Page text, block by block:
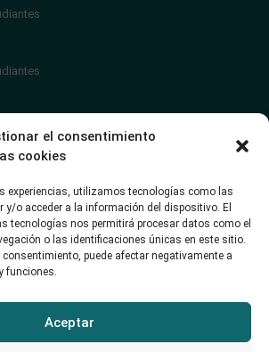
el consentimiento
cookies
experiencias, utilizamos tecnologías como las
y/o acceder a la información del dispositivo. El
tecnologías nos permitirá procesar datos como el
o las identificaciones únicas en este sitio.
consentimiento, puede afectar negativamente a
funciones.
Aceptar